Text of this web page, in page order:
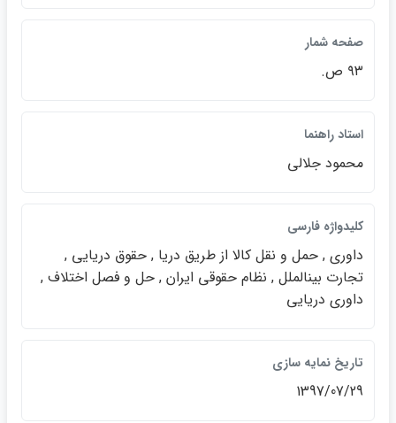
صفحه شمار
۹۳ ص.
استاد راهنما
محمود جلالي
كليدواژه فارسي
داوري , حمل و نقل كالا از طريق دريا , حقوق دريايي ,
تجارت بينالملل , نظام حقوقي ايران , حل و فصل اختلاف ,
داوري دريايي
تاريخ نمايه سازي
1397/07/29